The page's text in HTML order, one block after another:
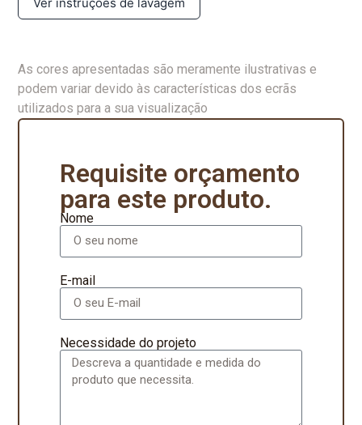
As cores apresentadas são meramente ilustrativas e
podem variar devido às características dos ecrãs
utilizados para a sua visualização
Requisite orçamento
para este produto.
Nome
E-mail
Necessidade do projeto